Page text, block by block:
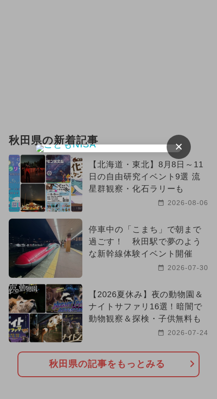
ハロウィン ワークショップ
2025年1月のイベント
2024年6月のイベント
2024年2月のイベント
2024年1月のイベント 雨の日OK
厳選お出かけまとめ
2023年のイベント
2022年オープン
秋田県の新着記事
【北海道・東北】8月8日～11
日の自由研究イベント9選 流
星群観察・化石ラリーも
2026-08-06
停車中の「こまち」で朝まで
過ごす！ 秋田駅で夢のよう
な新幹線体験イベント開催
2026-07-30
【2026夏休み】夜の動物園＆
ナイトサファリ16選！暗闇で
動物観察＆探検・子供無料も
2026-07-24
秋田県の記事をもっとみる
×